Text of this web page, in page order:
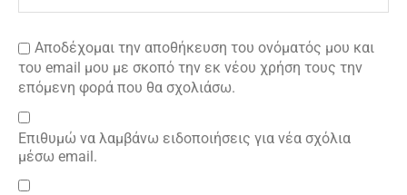
Αποδέχομαι την αποθήκευση του ονόματός μου και
του email μου με σκοπό την εκ νέου χρήση τους την
επόμενη φορά που θα σχολιάσω.
Επιθυμώ να λαμβάνω ειδοποιήσεις για νέα σχόλια
μέσω email.